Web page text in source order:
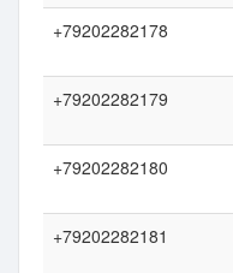
+79202282178
+79202282179
+79202282180
+79202282181